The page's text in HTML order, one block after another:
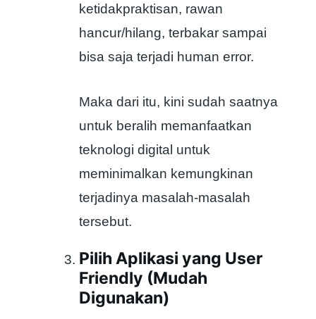
ketidakpraktisan, rawan
hancur/hilang, terbakar sampai
bisa saja terjadi human error.
Maka dari itu, kini sudah saatnya
untuk beralih memanfaatkan
teknologi digital untuk
meminimalkan kemungkinan
terjadinya masalah-masalah
tersebut.
Pilih Aplikasi yang User
Friendly (Mudah
Digunakan)